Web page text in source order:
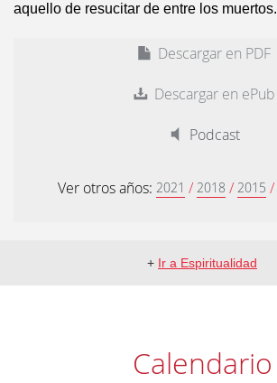
aquello de resucitar de entre los muertos.
Descargar en PDF
Descargar en ePub
Podcast
Ver otros años: 2021 / 2018 / 2015 /
+ Ir a Espiritualidad
Calendario